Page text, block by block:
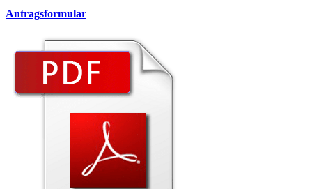
Antragsformular